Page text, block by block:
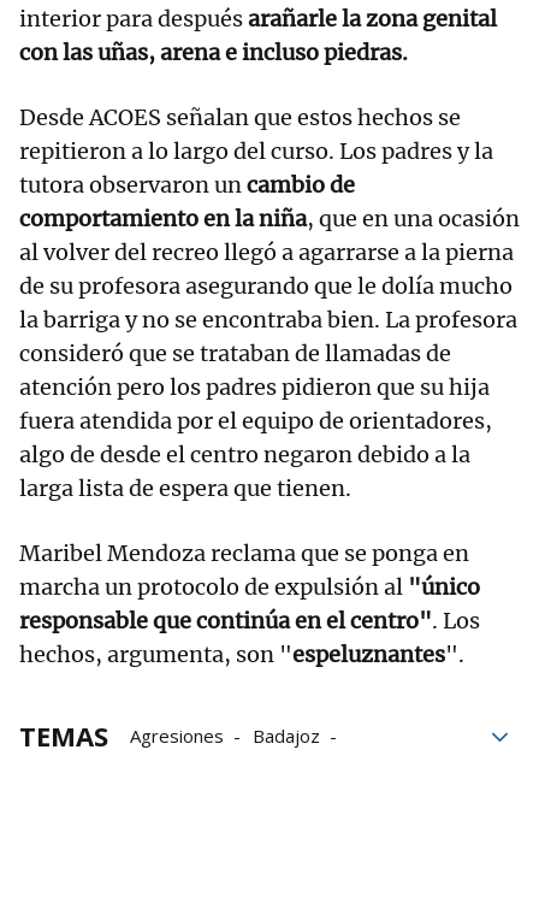
interior para despuésarañarle la zona genital
con las uñas, arena e incluso piedras.
Desde ACOES señalan que estos hechos se
repitieron a lo largo del curso. Los padres y la
tutora observaron uncambio de
comportamiento en la niña, que en una ocasión
al volver del recreo llegó a agarrarse a la pierna
de su profesora asegurando que le dolía mucho
la barriga y no se encontraba bien. La profesora
consideró que se trataban de llamadas de
atención pero los padres pidieron que su hija
fuera atendida por el equipo de orientadores,
algo de desde el centro negaron debido a la
larga lista de espera que tienen.
Maribel Mendoza reclama que se ponga en
marcha un protocolo de expulsión al "único
responsable que continúa en el centro". Los
hechos, argumenta, son "espeluznantes".
TEMAS Agresiones
Badajoz